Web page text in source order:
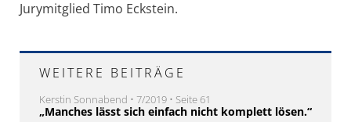
Jurymitglied Timo Eckstein.
WEITERE BEITRÄGE
Kerstin Sonnabend • 7/2019 • Seite 61
„Manches lässt sich einfach nicht komplett lösen.“